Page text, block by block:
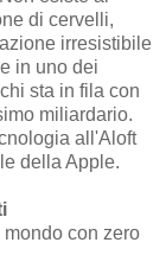
di cervelli,
irresistibile
in uno dei
sta in fila con
miliardario.
all'Aloft
della Apple.
con zero